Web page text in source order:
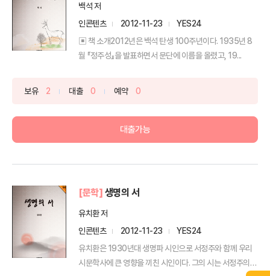
백석 저
인콘텐츠
2012-11-23
YES24
▣ 책 소개2012년은 백석 탄생 100주년이다. 1935년 8
월 『정주성』을 발표하면서 문단에 이름을 올렸고, 19...
보유 2 대출 0 예약 0
대출가능
[문학] 생명의 서
유치환 저
인콘텐츠
2012-11-23
YES24
유치환은 1930년대 생명파 시인으로 서정주와 함께 우리
시문학사에 큰 영향을 끼친 시인이다. 그의 시는 서정주의